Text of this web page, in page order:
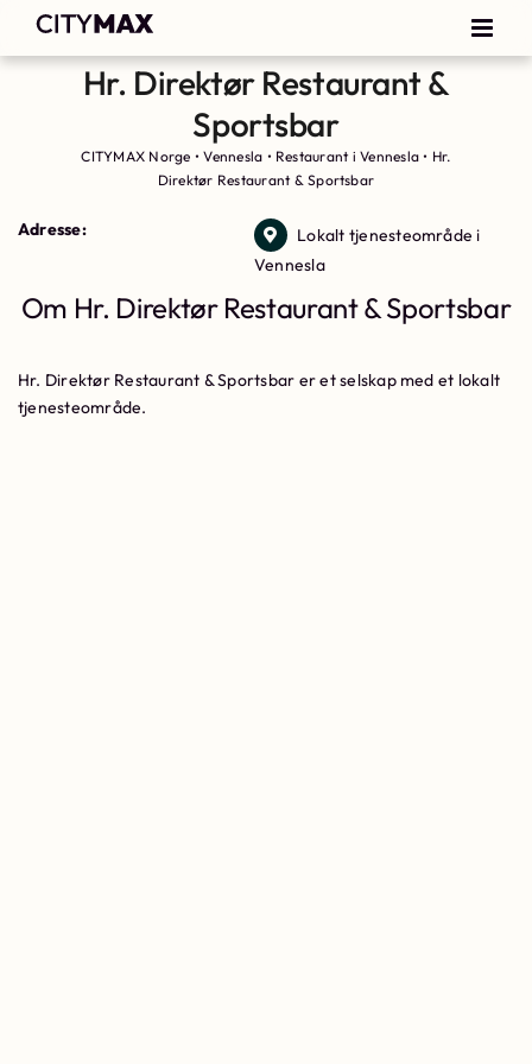
Hr. Direktør Restaurant &
Sportsbar
CITYMAX Norge •Vennesla • Restaurant i Vennesla • Hr.
Direktør Restaurant & Sportsbar
Adresse:
Lokalt tjenesteområde i
Vennesla
Om Hr. Direktør Restaurant & Sportsbar
Hr. Direktør Restaurant & Sportsbar er et selskap med et lokalt
tjenesteområde.